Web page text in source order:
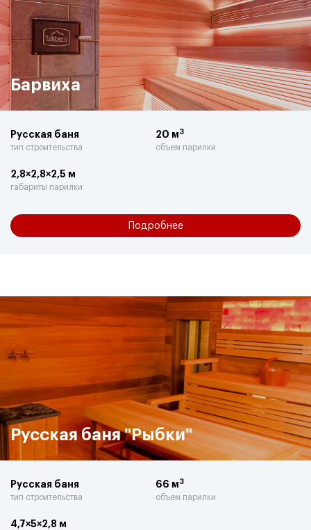
Барвиха
Русская баня
тип строительства
20 м3
объем парилки
2,8×2,8×2,5 м
габариты парилки
Подробнее
Русская баня "Рыбки"
Русская баня
тип строительства
66 м3
объем парилки
4,7×5×2,8 м